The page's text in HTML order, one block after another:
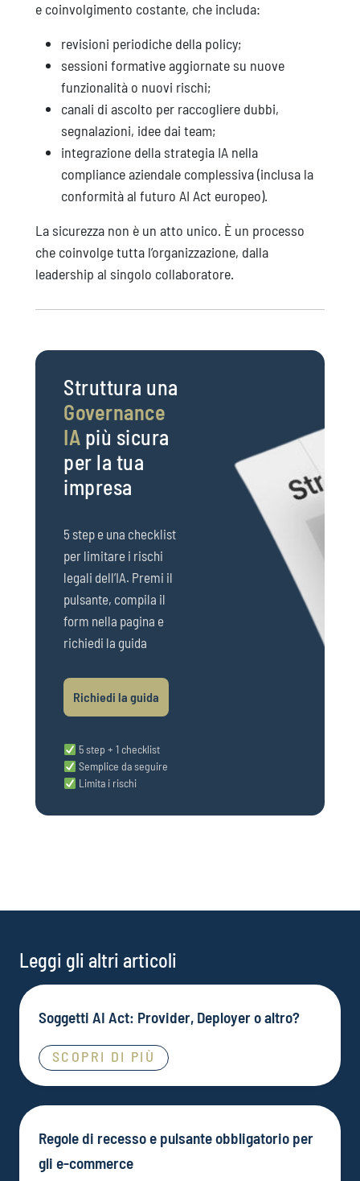
e coinvolgimento costante, che includa:
revisioni periodiche della policy;
sessioni formative aggiornate su nuove
funzionalità o nuovi rischi;
canali di ascolto per raccogliere dubbi,
segnalazioni, idee dai team;
integrazione della strategia IA nella
compliance aziendale complessiva (inclusa la
conformità al futuro AI Act europeo).
La sicurezza non è un atto unico. È un processo
che coinvolge tutta l’organizzazione, dalla
leadership al singolo collaboratore.
Struttura una
Governance
IA più sicura
per la tua
impresa
5 step e una checklist
per limitare i rischi
legali dell’IA. Premi il
pulsante, compila il
form nella pagina e
richiedi la guida
Richiedi la guida
5 step + 1 checklist
Semplice da seguire
Limita i rischi
Leggi gli altri articoli
Soggetti AI Act: Provider, Deployer o altro?
SCOPRI DI PIÙ
Regole di recesso e pulsante obbligatorio per
gli e-commerce